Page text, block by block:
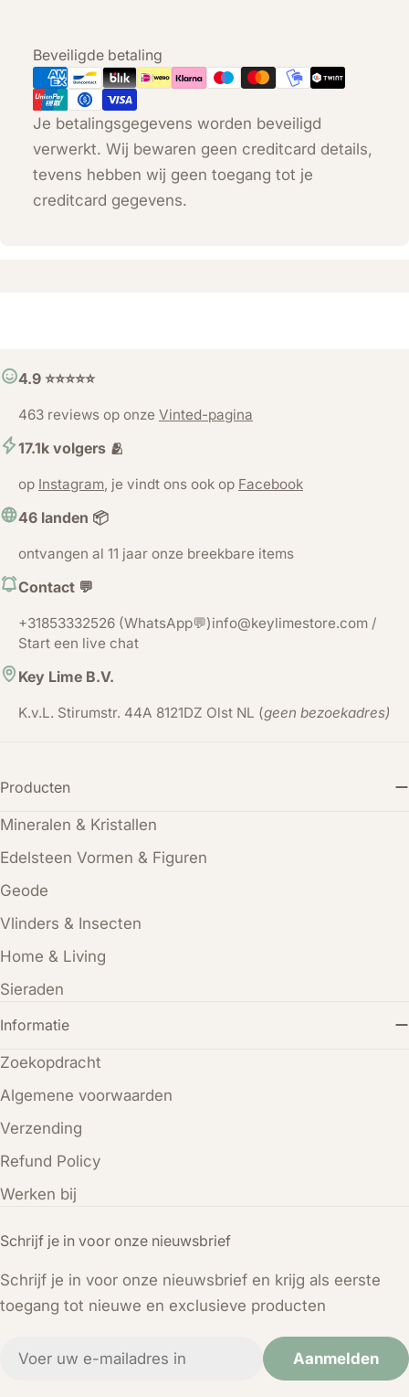
Beveiligde betaling
Betaalmethoden
Je betalingsgegevens worden beveiligd
verwerkt. Wij bewaren geen creditcard details,
tevens hebben wij geen toegang tot je
creditcard gegevens.
4.9 ⭐️⭐️⭐️⭐️⭐️
463 reviews op onze Vinted-pagina
17.1k volgers 🫂
op Instagram, je vindt ons ook op Facebook
46 landen 📦
ontvangen al 11 jaar onze breekbare items
Contact 💬
+31853332526 (WhatsApp💬)info@keylimestore.com /
Start een live chat
Key Lime B.V.
K.v.L. Stirumstr. 44A 8121DZ Olst NL (geen bezoekadres)
Schrijf je in voor onze nieuwsbrief
Schrijf je in voor onze nieuwsbrief en krijg als eerste
toegang tot nieuwe en exclusieve producten
Aanmelden
Producten
Mineralen & Kristallen
Edelsteen Vormen & Figuren
Geode
Vlinders & Insecten
Home & Living
Sieraden
Informatie
Zoekopdracht
Algemene voorwaarden
Verzending
Refund Policy
Werken bij